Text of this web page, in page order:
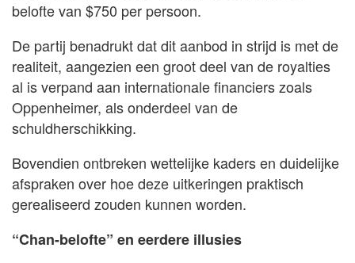
belofte van $750 per persoon.
De partij benadrukt dat dit aanbod in strijd is met de
realiteit, aangezien een groot deel van de royalties
al is verpand aan internationale financiers zoals
Oppenheimer, als onderdeel van de
schuldherschikking.
Bovendien ontbreken wettelijke kaders en duidelijke
afspraken over hoe deze uitkeringen praktisch
gerealiseerd zouden kunnen worden.
“Chan-belofte” en eerdere illusies